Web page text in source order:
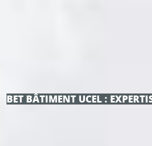
BET BÂTIMENT UCEL :